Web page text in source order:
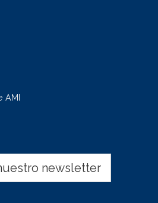
AMI
newsletter